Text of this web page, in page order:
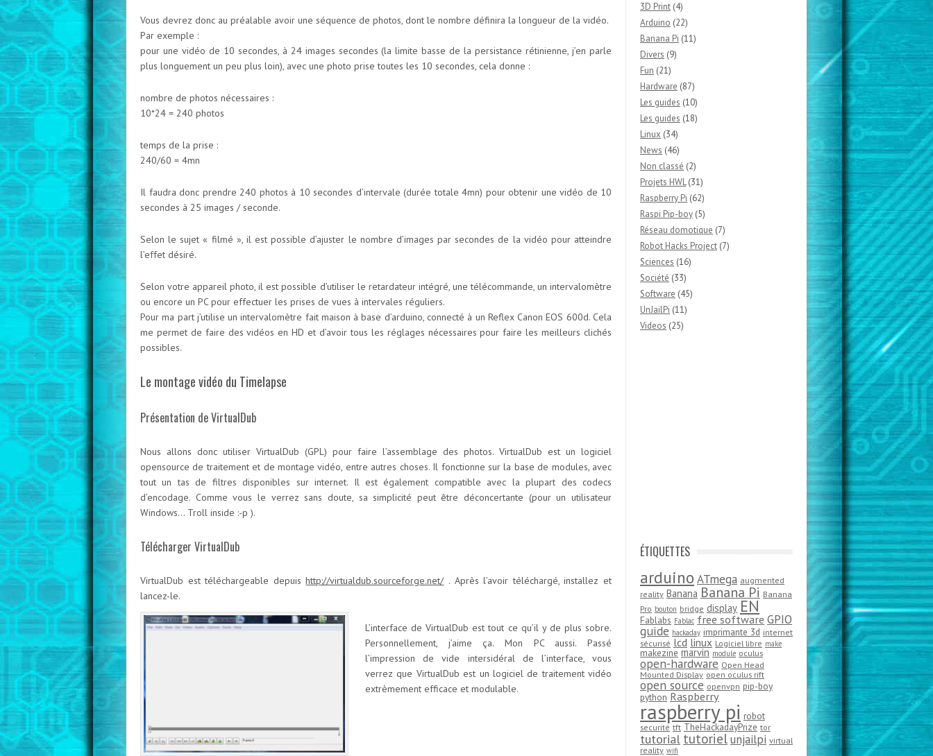
Vous devrez donc au préalable avoir une séquence de photos, dont le nombre définira la longueur de la vidéo.
Par exemple :
pour une vidéo de 10 secondes, à 24 images secondes (la limite basse de la persistance rétinienne, j’en parle
plus longuement un peu plus loin), avec une photo prise toutes les 10 secondes, cela donne :
nombre de photos nécessaires :
10*24 = 240 photos
temps de la prise :
240/60 = 4mn
Il faudra donc prendre 240 photos à 10 secondes d’intervale (durée totale 4mn) pour obtenir une vidéo de 10
secondes à 25 images / seconde.
Selon le sujet « filmé », il est possible d’ajuster le nombre d’images par secondes de la vidéo pour atteindre
l’effet désiré.
Selon votre appareil photo, il est possible d’utiliser le retardateur intégré, une télécommande, un intervalomètre
ou encore un PC pour effectuer les prises de vues à intervales réguliers.
Pour ma part j’utilise un intervalomètre fait maison à base d’arduino, connecté à un Reflex Canon EOS 600d. Cela
me permet de faire des vidéos en HD et d’avoir tous les réglages nécessaires pour faire les meilleurs clichés
possibles.
Le montage vidéo du Timelapse
Présentation de VirtualDub
Nous allons donc utiliser VirtualDub (GPL) pour faire l’assemblage des photos. VirtualDub est un logiciel
opensource de traitement et de montage vidéo, entre autres choses. Il fonctionne sur la base de modules, avec
tout un tas de filtres disponibles sur internet. Il est également compatible avec la plupart des codecs
d’encodage. Comme vous le verrez sans doute, sa simplicité peut être déconcertante (pour un utilisateur
Windows… Troll inside :-p ).
Télécharger VirtualDub
VirtualDub est téléchargeable depuishttp://virtualdub.sourceforge.net/. Après l’avoir téléchargé, installez et
lancez-le.
L’interface de VirtualDub est tout ce qu’il y de plus sobre.
Personnellement, j’aime ça. Mon PC aussi. Passé
l’impression de vide intersidéral de l’interface, vous
verrez que VirtualDub est un logiciel de traitement vidéo
extrèmement efficace et modulable.
3D Print (4)
Arduino (22)
Banana Pi (11)
Divers (9)
Fun (21)
Hardware (87)
Les guides (10)
Les guides (18)
Linux (34)
News (46)
Non classé (2)
Projets HWL(31)
Raspberry Pi (62)
Raspi Pip-boy (5)
Réseau domotique (7)
Robot Hacks Project (7)
Sciences (16)
Société (33)
Software (45)
UnJailPi (11)
Videos (25)
ÉTIQUETTES
arduino ATmega augmented
reality Banana Banana Pi Banana
Pro bouton bridge display EN
Fablabs Fablac free software GPIO
guide hackaday imprimante 3d internet
sécurisé lcd linux Logiciel libre make
makezine marvin module oculus
open-hardware Open Head
Mounted Display open oculus rift
open source openvpn pip-boy
python Raspberry
raspberry pi robot
securité tft TheHackadayPrize tor
tutorial tutorielunjailpi virtual
reality wifi